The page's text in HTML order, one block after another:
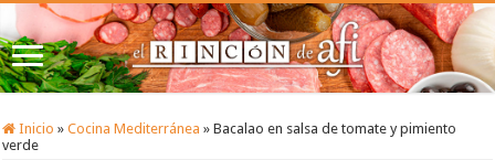
Inicio » Cocina Mediterránea » Bacalao en salsa de tomate y pimiento
verde